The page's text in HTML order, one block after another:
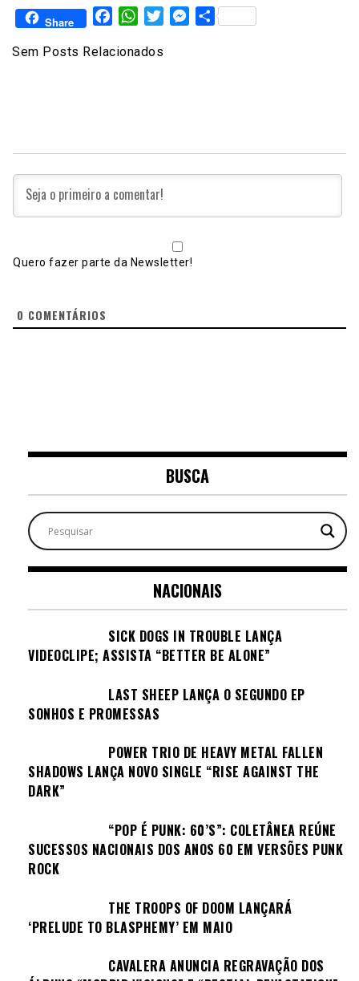
Share FacebookWhatsAppTwitterMessenger
Share
Sem Posts Relacionados
Quero fazer parte da Newsletter!
0 COMENTÁRIOS
BUSCA
NACIONAIS
SICK DOGS IN TROUBLE LANÇA
VIDEOCLIPE; ASSISTA “BETTER BE ALONE”
LAST SHEEP LANÇA O SEGUNDO EP
SONHOS E PROMESSAS
POWER TRIO DE HEAVY METAL FALLEN
SHADOWS LANÇA NOVO SINGLE “RISE AGAINST THE
DARK”
“POP É PUNK: 60’S”: COLETÂNEA REÚNE
SUCESSOS NACIONAIS DOS ANOS 60 EM VERSÕES PUNK
ROCK
THE TROOPS OF DOOM LANÇARÁ
‘PRELUDE TO BLASPHEMY’ EM MAIO
CAVALERA ANUNCIA REGRAVAÇÃO DOS